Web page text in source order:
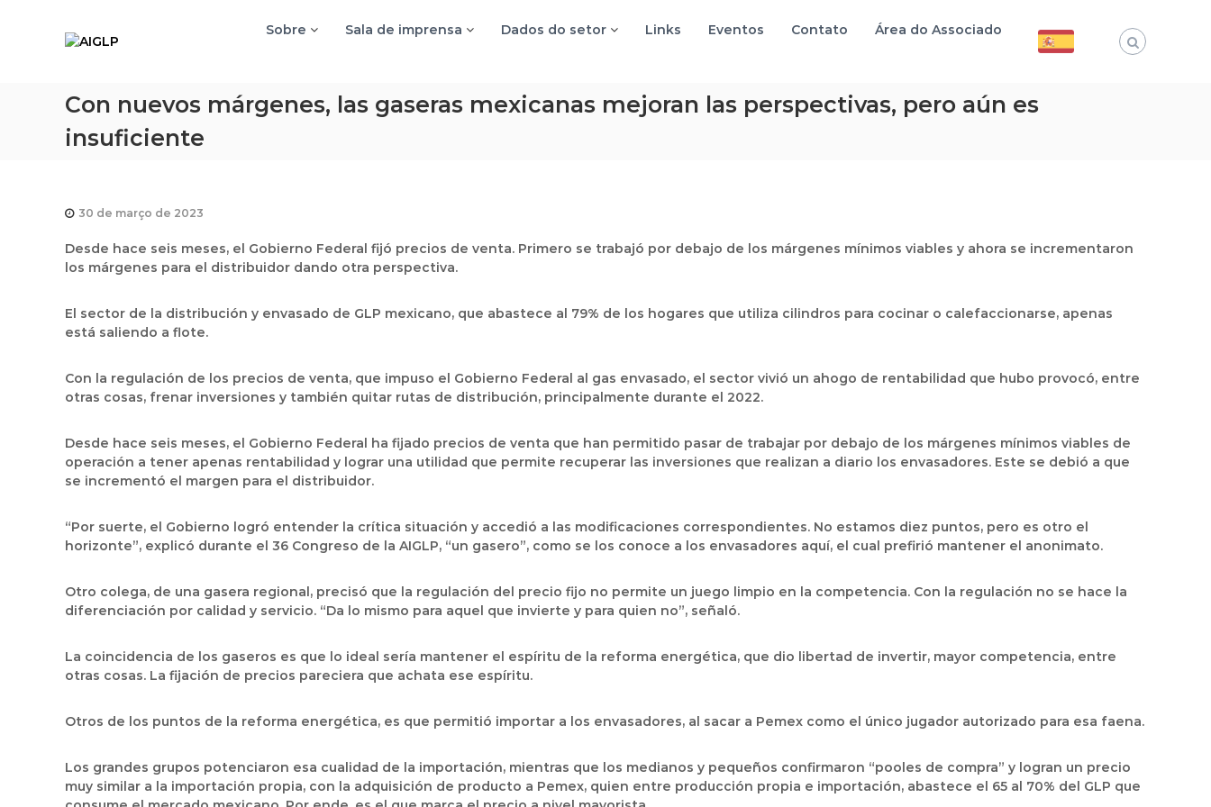
P
Sobre Sala de imprensa Dados do setor Links Eventos Contato Área do Associado
Con nuevos márgenes, las gaseras mexicanas mejoran las perspectivas, pero aún es
insuficiente
30 de março de 2023
Desde hace seis meses, el Gobierno Federal fijó precios de venta. Primero se trabajó por debajo de los márgenes mínimos viables y ahora se incrementaron
los márgenes para el distribuidor dando otra perspectiva.
El sector de la distribución y envasado de GLP mexicano, que abastece al 79% de los hogares que utiliza cilindros para cocinar o calefaccionarse, apenas
está saliendo a flote.
Con la regulación de los precios de venta, que impuso el Gobierno Federal al gas envasado, el sector vivió un ahogo de rentabilidad que hubo provocó, entre
otras cosas, frenar inversiones y también quitar rutas de distribución, principalmente durante el 2022.
Desde hace seis meses, el Gobierno Federal ha fijado precios de venta que han permitido pasar de trabajar por debajo de los márgenes mínimos viables de
operación a tener apenas rentabilidad y lograr una utilidad que permite recuperar las inversiones que realizan a diario los envasadores. Este se debió a que
se incrementó el margen para el distribuidor.
“Por suerte, el Gobierno logró entender la crítica situación y accedió a las modificaciones correspondientes. No estamos diez puntos, pero es otro el
horizonte”, explicó durante el 36 Congreso de la AIGLP, “un gasero”, como se los conoce a los envasadores aquí, el cual prefirió mantener el anonimato.
Otro colega, de una gasera regional, precisó que la regulación del precio fijo no permite un juego limpio en la competencia. Con la regulación no se hace la
diferenciación por calidad y servicio. “Da lo mismo para aquel que invierte y para quien no”, señaló.
La coincidencia de los gaseros es que lo ideal sería mantener el espíritu de la reforma energética, que dio libertad de invertir, mayor competencia, entre
otras cosas. La fijación de precios pareciera que achata ese espíritu.
Otros de los puntos de la reforma energética, es que permitió importar a los envasadores, al sacar a Pemex como el único jugador autorizado para esa faena.
Los grandes grupos potenciaron esa cualidad de la importación, mientras que los medianos y pequeños confirmaron “pooles de compra” y logran un precio
muy similar a la importación propia, con la adquisición de producto a Pemex, quien entre producción propia e importación, abastece el 65 al 70% del GLP que